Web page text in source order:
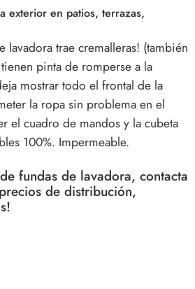
exterior en patios, terrazas,
lavadora trae cremalleras! (también
pinta de romperse a la
mostrar todo el frontal de la
la ropa sin problema en el
el cuadro de mandos y la cubeta
100%. Impermeable.
fundas de lavadora, contacta
de distribución,